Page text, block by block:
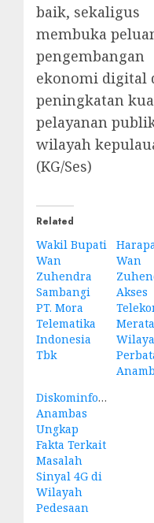
baik, sekaligus
membuka
pengembangan
ekonomi digital
peningkatan
pelayanan
wilayah
(KG/Ses)
Related
Wakil Bupati
Wan
Zuhendra
Sambangi
PT. Mora
Telematika
Indonesia
Tbk
Wan
Akses
Diskominfotik
Anambas
Ungkap
Fakta Terkait
Masalah
Sinyal 4G di
Wilayah
Pedesaan